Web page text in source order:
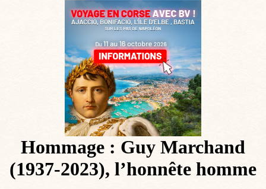
Hommage : Guy Marchand
(1937-2023), l’honnête homme